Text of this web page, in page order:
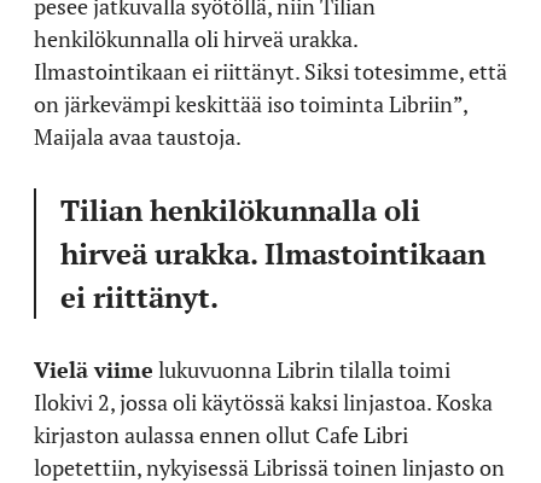
henkilökunnalla oli hirveä urakka.
Ilmastointikaan ei riittänyt. Siksi totesimme, että
on järkevämpi keskittää iso toiminta Libriin”,
Maijala avaa taustoja.
Tilian henkilökunnalla oli
hirveä urakka. Ilmastointikaan
ei riittänyt.
Vielä viime lukuvuonna Librin tilalla toimi
Ilokivi 2, jossa oli käytössä kaksi linjastoa. Koska
kirjaston aulassa ennen ollut Cafe Libri
lopetettiin, nykyisessä Librissä toinen linjasto on